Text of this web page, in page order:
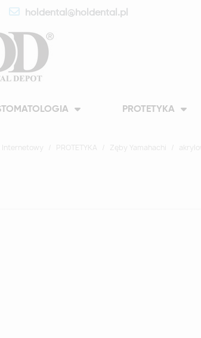
holdental@holdental.pl
PROTETYKA
Internetowy PROTETYKA Zęby Yamahachi